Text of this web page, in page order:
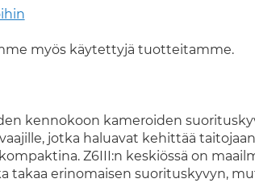
myös käytettyjä tuotteitamme.
kennokoon kameroiden
jotka haluavat kehittää
Z6III:n keskiössä on
takaa erinomaisen suorituskyvyn,